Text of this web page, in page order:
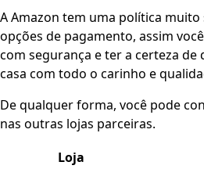
A Amazon tem uma política muito
opções de pagamento, assim
com segurança e ter a certeza de
casa com todo o carinho e
De qualquer forma, você pode
nas outras lojas parceiras.
Loja